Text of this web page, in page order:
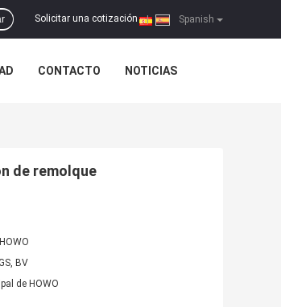
Spanish
Solicitar una cotización |
CONTACTO NOTICIAS
de remolque
BV
de HOWO